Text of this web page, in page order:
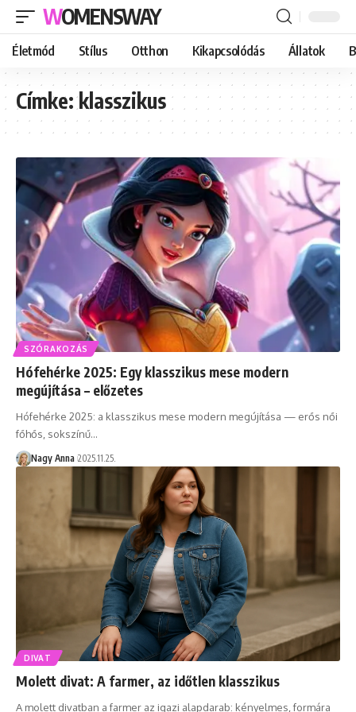
WOMENSWAY
Életmód Stílus Otthon Kikapcsolódás Állatok
Címke:klasszikus
SZÓRAKOZÁS
Hófehérke 2025: Egy klasszikus mese modern
megújítása – előzetes
Hófehérke 2025: a klasszikus mese modern megújítása — erős női
főhős, sokszínű…
Nagy Anna 2025.11.25.
DIVAT
Molett divat: A farmer, az időtlen klasszikus
A molett divatban a farmer az igazi alapdarab: kényelmes, formára